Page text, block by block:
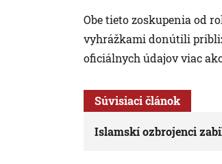
Obe tieto zoskupenia od
vyhrážkami donútili
oficiálnych údajov viac
Súvisiaci článok
Islamskí ozbrojenci